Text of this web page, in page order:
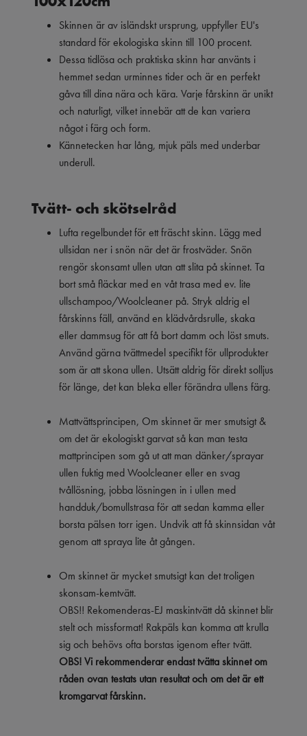
Skinnen är av isländskt ursprung, uppfyller EU's
standard för ekologiska skinn till 100 procent.
Dessa tidlösa och praktiska skinn har använts i
hemmet sedan urminnes tider och är en perfekt
gåva till dina nära och kära. Varje fårskinn är unikt
och naturligt, vilket innebär att de kan variera
något i färg och form.
Kännetecken har lång, mjuk päls med underbar
underull.
Tvätt- och skötselråd
Lufta regelbundet för ett fräscht skinn. Lägg med
ullsidan ner i snön när det är frostväder. Snön
rengör skonsamt ullen utan att slita på skinnet. Ta
bort små fläckar med en våt trasa med ev. lite
ullschampoo/Woolcleaner på. Stryk aldrig el
fårskinns fäll, använd en klädvårdsrulle, skaka
eller dammsug för att få bort damm och löst smuts.
Använd gärna tvättmedel specifikt för ullprodukter
som är att skona ullen. Utsätt aldrig för direkt solljus
för länge, det kan bleka eller förändra ullens färg.
Mattvättsprincipen, Om skinnet är mer smutsigt &
om det är ekologiskt garvat så kan man testa
mattprincipen som gå ut att man dänker/sprayar
ullen fuktig med Woolcleaner eller en svag
tvållösning, jobba lösningen in i ullen med
handduk/bomullstrasa för att sedan kamma eller
borsta pälsen torr igen. Undvik att få skinnsidan våt
genom att spraya lite åt gången.
Om skinnet är mycket smutsigt kan det troligen
skonsam-kemtvätt.
OBS!! Rekomenderas-EJ maskintvätt då skinnet blir
stelt och missformat! Rakpäls kan komma att krulla
sig och behövs ofta borstas igenom efter tvätt.
OBS! Vi rekommenderar endast tvätta skinnet om
råden ovan testats utan resultat och om det är ett
kromgarvat fårskinn.